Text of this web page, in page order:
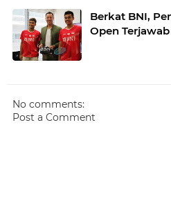
Berkat BNI,
Open Terjawab
No comments:
Post a Comment